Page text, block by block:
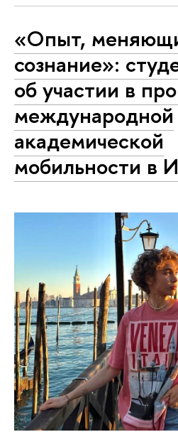
«Опыт,
сознание»:
об участии в
международной
академической
мобильности в